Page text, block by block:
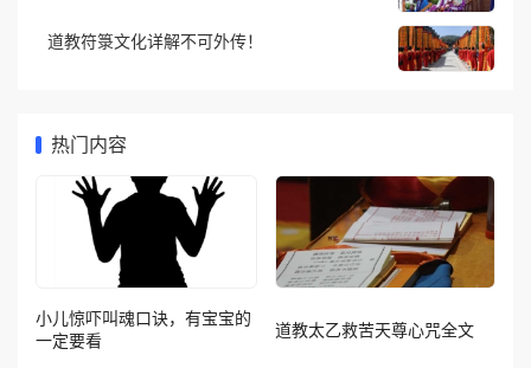
道教符箓文化详解不可外传！
热门内容
小儿惊吓叫魂口诀，有宝宝的
一定要看
道教太乙救苦天尊心咒全文